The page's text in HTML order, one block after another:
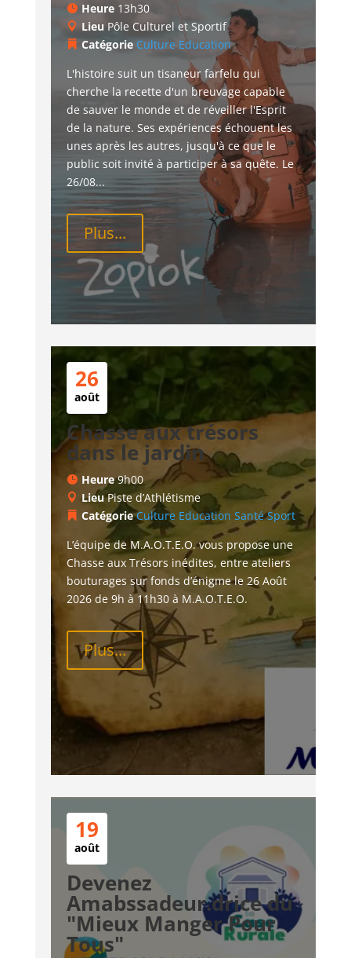
Heure 13h30
Lieu Pôle Culturel et Sportif
Catégorie Culture Education
L'histoire suit un tisaneur farfelu qui
cherche la recette d'un breuvage capable
de sauver le monde et de réveiller l'Esprit
de la nature. Ses expériences échouent les
unes après les autres, jusqu'à ce que le
public soit invité à participer à sa quête. Le
26/08...
Plus...
26
août
Chasse aux trésors
dans le jardin
Heure9h00
LieuPiste d’Athlétisme
CatégorieCulture Education Santé Sport
L’équipe de M.A.O.T.E.O. vous propose une
Chasse aux Trésors inédites, entre ateliers
bouturages sur fonds d’énigme le 26 Août
2026 de 9h à 11h30 à M.A.O.T.E.O.
Plus...
19
août
Devenez
Amabssadeur.drice du
"Mieux Manger Pour
Tous"